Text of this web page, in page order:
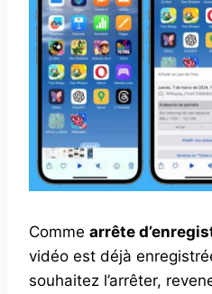
Comme arrête
vidéo est déjà
souhaitez l’arrêter,